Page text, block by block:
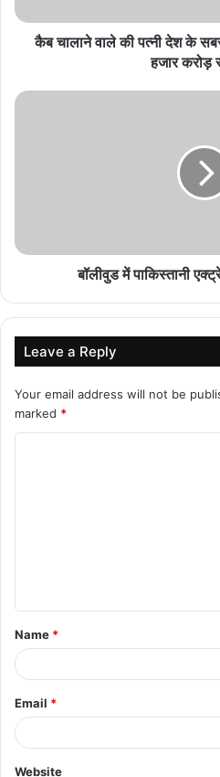
August 8, 2026
धमतरी में शव
अंतिम संस्कार पर
कैब चालाने वाले की पत्नी देश के
हजार करोड़
बॉलीवुड में पाकिस्तानी
Leave a Reply
Your email address will not be
marked *
t
*
Name *
Email *
Website